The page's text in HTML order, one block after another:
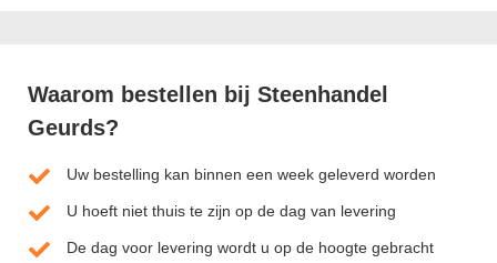
Waarom bestellen bij Steenhandel
Geurds?
Uw bestelling kan binnen een week geleverd worden
U hoeft niet thuis te zijn op de dag van levering
De dag voor levering wordt u op de hoogte gebracht